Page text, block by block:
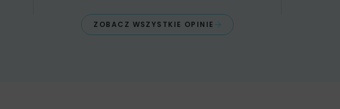
ZOBACZ WSZYSTKIE OPINIE